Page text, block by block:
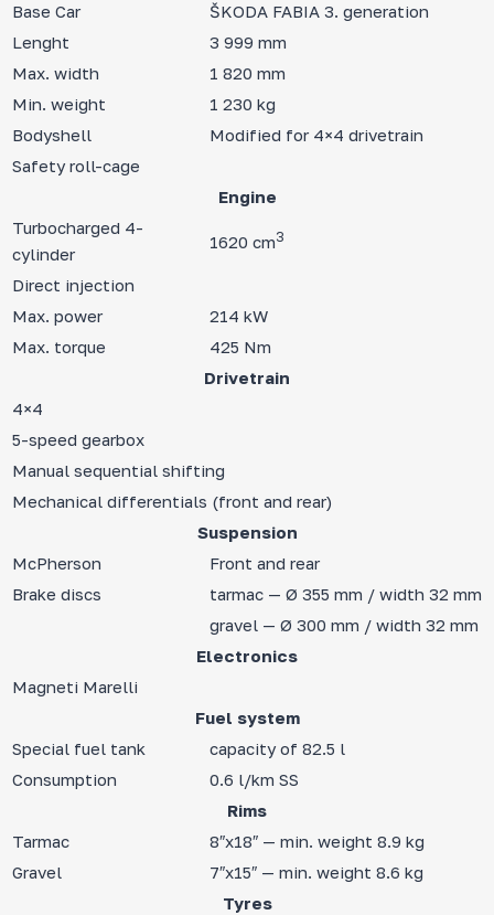
Base Car
ŠKODA FABIA 3. generation
Lenght
3 999 mm
Max. width
1 820 mm
Min. weight
1 230 kg
Bodyshell
Modified for 4×4 drivetrain
Safety roll-cage
Engine
Turbocharged 4-
cylinder
1620 cm3
Direct injection
Max. power
214 kW
Max. torque
425 Nm
Drivetrain
4×4
5-speed gearbox
Manual sequential shifting
Mechanical differentials (front and rear)
Suspension
McPherson
Front and rear
Brake discs
tarmac — Ø 355 mm / width 32 mm
gravel — Ø 300 mm / width 32 mm
Electronics
Magneti Marelli
Fuel system
Special fuel tank
capacity of 82.5 l
Consumption
0.6 l/km SS
Rims
Tarmac
8″x18″ — min. weight 8.9 kg
Gravel
7″x15″ — min. weight 8.6 kg
Tyres